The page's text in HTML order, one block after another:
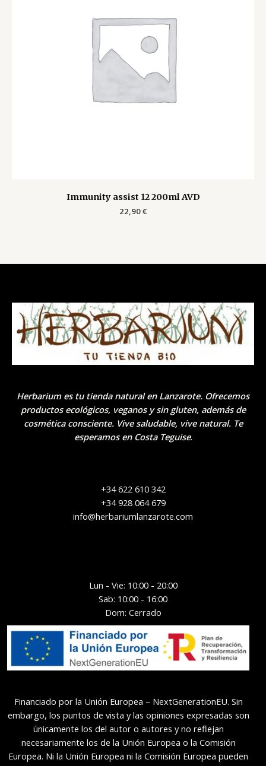
Immunity assist 12 200ml AVD
22,90€
Herbarium es tu tienda natural en Lanzarote. Ofrecemos
productos ecológicos, veganos y sin gluten, además de
cosmética consciente. Vive saludable, vive natural. Te
esperamos en Costa Teguise.
+34 622 610 342
+34 928 064 679
info@herbariumlanzarote.com
Lun - Vie: 10:00 - 20:00
Sab: 10:00 - 16:00
Dom: Cerrado
Financiado por la Unión Europea – NextGenerationEU. Sin
embargo, los puntos de vista y las opiniones expresadas son
únicamente los del autor o autores y no reflejan
necesariamente los de la Unión Europea o la Comisión
Europea. Ni la Unión Europea ni la Comisión Europea pueden